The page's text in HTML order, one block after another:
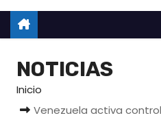
c
NOTICIAS
Inicio
Venezuela activa